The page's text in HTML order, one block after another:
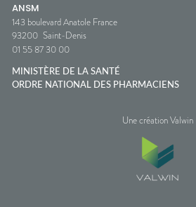
ANSM
143 boulevard Anatole France
93200 Saint-Denis
01 55 87 30 00
MINISTÈRE DE LA SANTÉ
ORDRE NATIONAL DES PHARMACIENS
Une création Valwin